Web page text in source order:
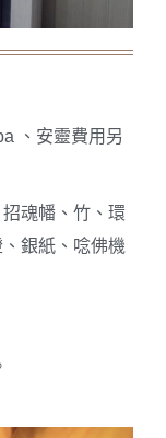
、安靈費用另
魂幡、竹、環
銀紙、唸佛機